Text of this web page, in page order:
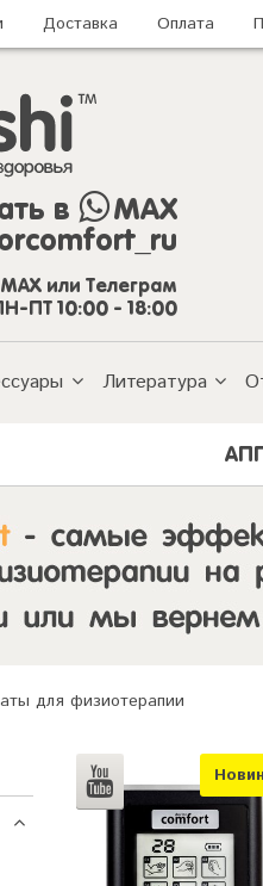
Доставка Оплата
в
MAX
или Телеграм
ПТ 10:00 - 18:00
Литература
для физиотерапии